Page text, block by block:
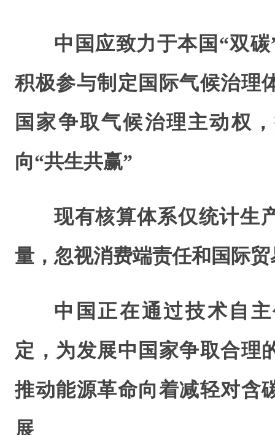
中国应致力于本国“双
积极参与制定国际气候治理
国家争取气候治理主动权
向“共生共赢”
现有核算体系仅统计生
量，忽视消费端责任和国际
中国正在通过技术自
定，为发展中国家争取合理
推动能源革命向着减轻对含
展